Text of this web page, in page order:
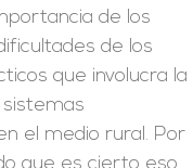
de los
de los
que involucra la
sistemas
el medio rural. Por